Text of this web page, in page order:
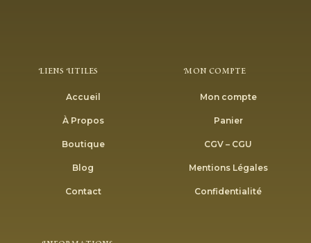
Liens Utiles
Accueil
À Propos
Boutique
Blog
Contact
Mon Compte
Mon compte
Panier
CGV – CGU
Mentions Légales
Confidentialité